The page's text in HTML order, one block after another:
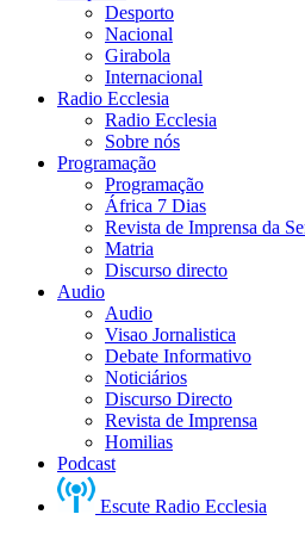
Desporto
Nacional
Girabola
Internacional
Radio Ecclesia
Radio Ecclesia
Sobre nós
Programação
Programação
África 7 Dias
Revista de Imprensa da
Matria
Discurso directo
Audio
Audio
Visao Jornalistica
Debate Informativo
Noticiários
Discurso Directo
Revista de Imprensa
Homilias
Podcast
Escute Radio Ecclesia